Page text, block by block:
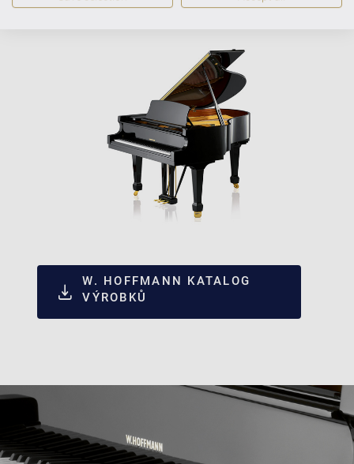
W. HOFFMANN KATALOG
VÝROBKŮ